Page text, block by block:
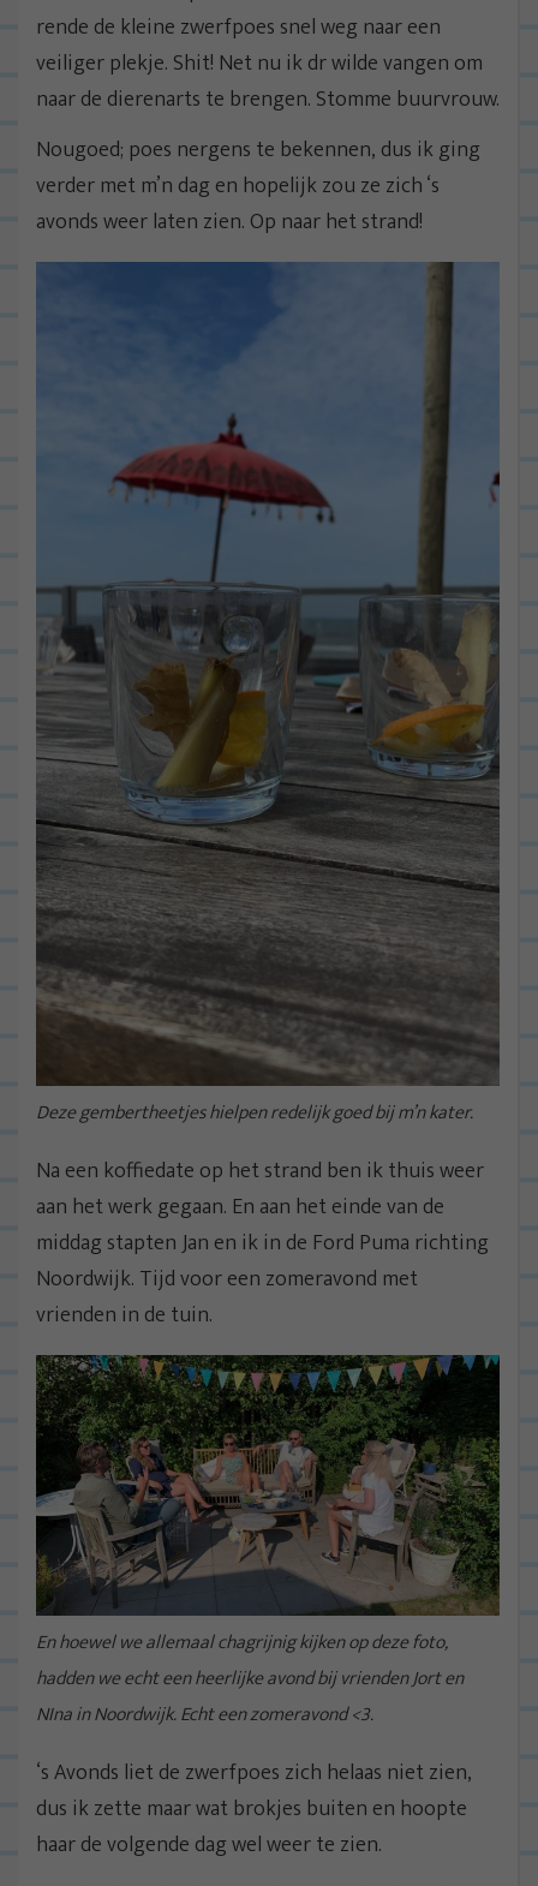
rende de kleine zwerfpoes snel weg naar een
veiliger plekje. Shit! Net nu ik dr wilde vangen om
naar de dierenarts te brengen. Stomme buurvrouw.
Nougoed; poes nergens te bekennen, dus ik ging
verder met m’n dag en hopelijk zou ze zich ‘s
avonds weer laten zien. Op naar het strand!
Deze gembertheetjes hielpen redelijk goed bij m’n kater.
Na een koffiedate op het strand ben ik thuis weer
aan het werk gegaan. En aan het einde van de
middag stapten Jan en ik in de Ford Puma richting
Noordwijk. Tijd voor een zomeravond met
vrienden in de tuin.
En hoewel we allemaal chagrijnig kijken op deze foto,
hadden we echt een heerlijke avond bij vrienden Jort en
NIna in Noordwijk. Echt een zomeravond <3.
‘s Avonds liet de zwerfpoes zich helaas niet zien,
dus ik zette maar wat brokjes buiten en hoopte
haar de volgende dag wel weer te zien.